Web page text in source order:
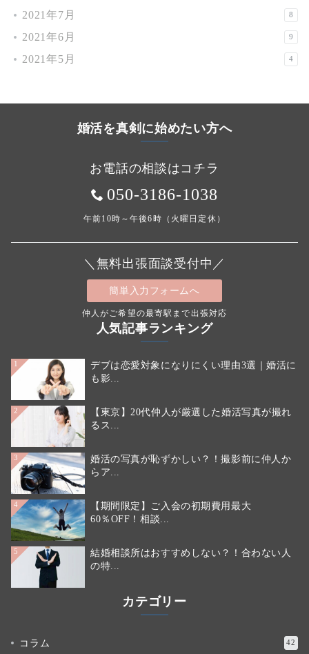
2021年7月 8
2021年6月 9
2021年5月 4
婚活を真剣に始めたい方へ
お電話の相談はコチラ
050-3186-1038
午前10時～午後6時（火曜日定休）
＼無料出張面談受付中／
簡単入力フォームへ
仲人がご希望の最寄駅まで出張対応
人気記事ランキング
1
デブは恋愛対象になりにくい理由3選｜婚活に
も影...
2
【東京】20代仲人が厳選した婚活写真が撮れ
るス...
3
婚活の写真が恥ずかしい？！撮影前に仲人か
らア...
4
【期間限定】ご入会の初期費用最大
60％OFF！相談...
5
結婚相談所はおすすめしない？！合わない人
の特...
カテゴリー
コラム 42